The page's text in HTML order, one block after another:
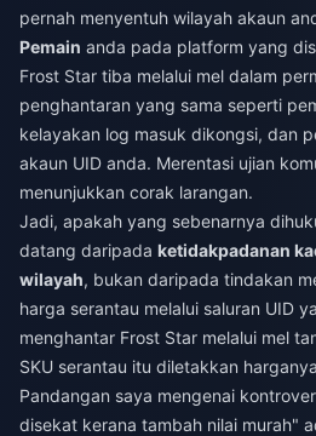
pernah menyentuh wilayah akaun
Pemain anda pada platform yang
Frost Star tiba melalui mel dalam
penghantaran yang sama seperti
kelayakan log masuk dikongsi, dan
akaun UID anda. Merentasi ujian
menunjukkan corak larangan.
Jadi, apakah yang sebenarnya
datang daripada ketidakpadanan
wilayah, bukan daripada tindakan
harga serantau melalui saluran UID
menghantar Frost Star melalui mel
SKU serantau itu diletakkan
Pandangan saya mengenai
disekat kerana tambah nilai murah"